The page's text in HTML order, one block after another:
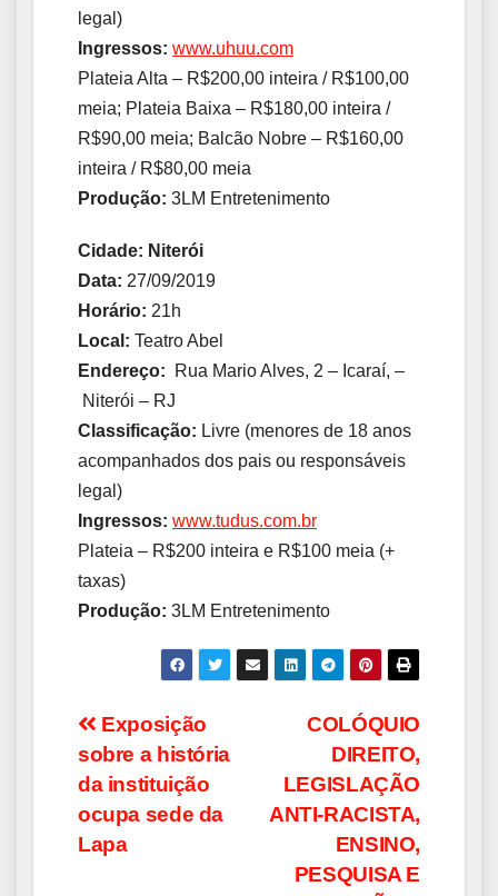
legal)
Ingressos: www.uhuu.com
Plateia Alta – R$200,00 inteira / R$100,00
meia; Plateia Baixa – R$180,00 inteira /
R$90,00 meia; Balcão Nobre – R$160,00
inteira / R$80,00 meia
Produção: 3LM Entretenimento
Cidade: Niterói
Data: 27/09/2019
Horário: 21h
Local: Teatro Abel
Endereço: Rua Mario Alves, 2 – Icaraí, –
Niterói – RJ
Classificação: Livre (menores de 18 anos
acompanhados dos pais ou responsáveis
legal)
Ingressos: www.tudus.com.br
Plateia – R$200 inteira e R$100 meia (+
taxas)
Produção: 3LM Entretenimento
Navegação
de
Post
COLÓQUIO
DIREITO,
LEGISLAÇÃO
ANTI-RACISTA,
ENSINO,
PESQUISA E
Exposição
sobre a história
da instituição
ocupa sede da
Lapa